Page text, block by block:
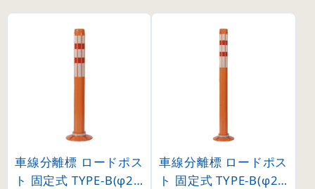
車線分離標 ロードポス
ト 固定式 TYPE-B(φ20
車線分離標 ロードポス
ト 固定式 TYPE-B(φ20